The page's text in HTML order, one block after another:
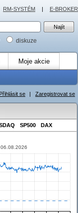
diskuze
Moje akcie
Přihlásit se | Zaregistrovat se
SP500 DAX
06.08.2026
RM-SYSTÉM | E-BROKER